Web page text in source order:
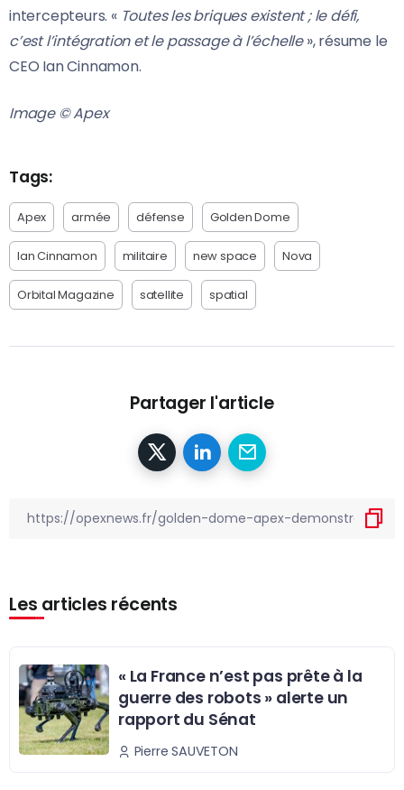
intercepteurs. «Toutes les briques existent ; le défi,
c’est l’intégration et le passage à l’échelle», résume le
CEO Ian Cinnamon.
Image © Apex
Tags:
Apex armée défense Golden Dome
Ian Cinnamon militaire new space Nova
Orbital Magazine satellite spatial
Partager l'article
Les articles récents
« La France n’est pas prête à la
guerre des robots » alerte un
rapport du Sénat
Pierre SAUVETON